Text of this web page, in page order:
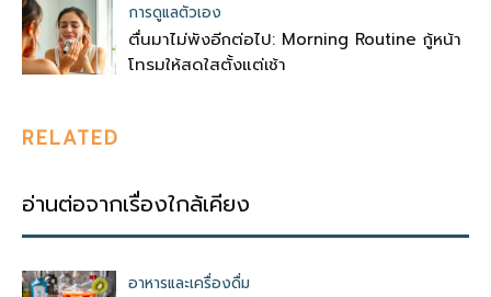
การดูแลตัวเอง
ตื่นมาไม่พังอีกต่อไป: Morning Routine กู้หน้า
โทรมให้สดใสตั้งแต่เช้า
RELATED
อ่านต่อจากเรื่องใกล้เคียง
อาหารและเครื่องดื่ม